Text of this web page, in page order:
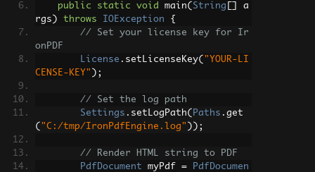
public
static void main( String
a
rgs ) throws IOException
{
// Set your license key for Ir
onPDF
License . setLicenseKey( "YOUR-LI
CENSE-KEY" );
// Set the log path
Settings . setLogPath( Paths . get
( "C:/tmp/IronPdfEngine.log" ));
// Render HTML string to PDF
PdfDocument myPdf =
PdfDocumen